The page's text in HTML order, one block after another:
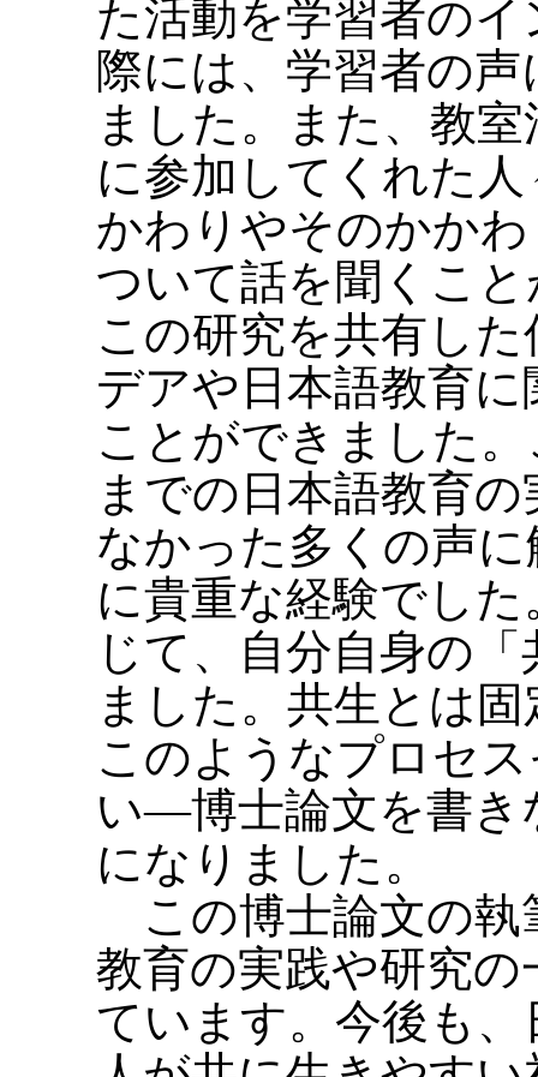
た活動を学習者の
際には、学習者の
ました。また、教
に参加してくれた
かわりやそのかか
ついて話を聞くこ
この研究を共有し
デアや日本語教育
ことができました
までの日本語教育
なかった多くの声
に貴重な経験でし
じて、自分自身の
ました。共生とは
このようなプロセ
い―博士論文を書き
になりました。
この博士論文の執
教育の実践や研究
ています。今後も